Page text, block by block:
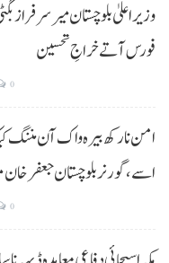
فورس آتے خراجِ تحسین
0
امن نا رکھ بیرہ واک آن مننگ
اسے،گورنر بلوچستان جعفر
0